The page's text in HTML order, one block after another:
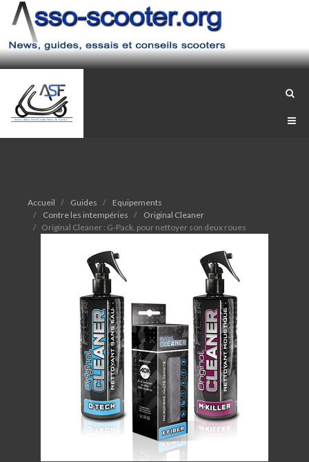
Accueil Guides
Equipements
Contre les intempéries
Original Cleaner
Original Cleaner : G-Pack, pour nettoyer son deux roues